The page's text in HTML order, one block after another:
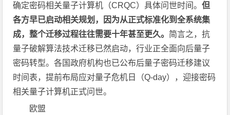
确定密码相关量子计算机（CRQC）具体问世时间。但
各方早已启动相关规划，因为从正式标准化到全系统集
成，整个迁移过程往往需要十年甚至更久。 简言之，抗
量子破解算法技术迁移已然启动，行业正全面向后量子
密码转型。各国政府机构也已公布后量子密码迁移建议
时间表，提前布局应对量子危机日（Q-day），迎接密码
相关量子计算机正式问世。
欧盟